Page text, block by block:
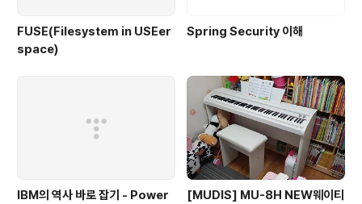
FUSE(Filesystem in USEer
space)
Spring Security 이해
IBM의 역사 바로 잡기 - Power
[MUDIS] MU-8H NEW웨이티